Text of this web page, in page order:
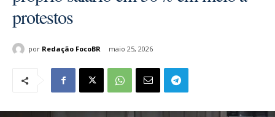
protestos
por Redação FocoBR maio 25, 2026